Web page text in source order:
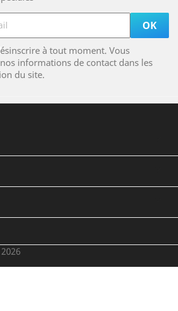
à tout moment. Vous
informations de contact dans les
du site.